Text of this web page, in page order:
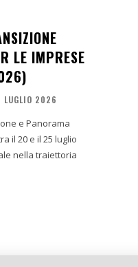
LE IMPRESE
LUGLIO 2026
nella traiettoria